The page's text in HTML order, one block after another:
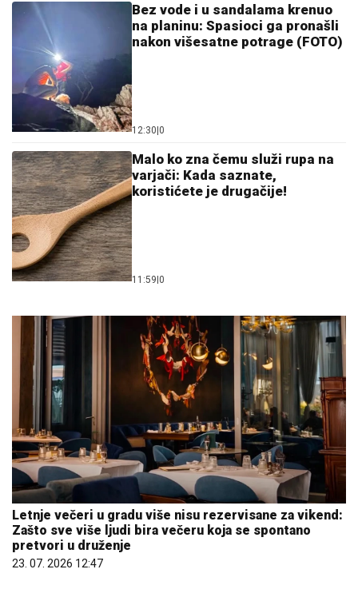
Bez vode i u sandalama krenuo
na planinu: Spasioci ga pronašli
nakon višesatne potrage (FOTO)
12:30|0
Malo ko zna čemu služi rupa na
varjači: Kada saznate,
koristićete je drugačije!
11:59|0
Letnje večeri u gradu više nisu rezervisane za vikend:
Zašto sve više ljudi bira večeru koja se spontano
pretvori u druženje
23. 07. 2026 12:47